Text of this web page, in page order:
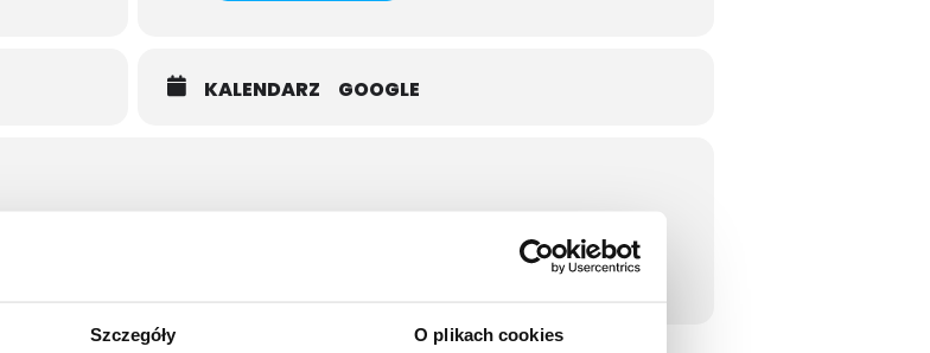
Szczegóły O plikach cookies
KALENDARZ GOOGLE